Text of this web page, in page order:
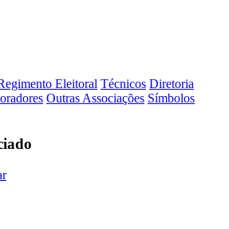
Eleitoral Técnicos Diretoria
Outras Associações Símbolos